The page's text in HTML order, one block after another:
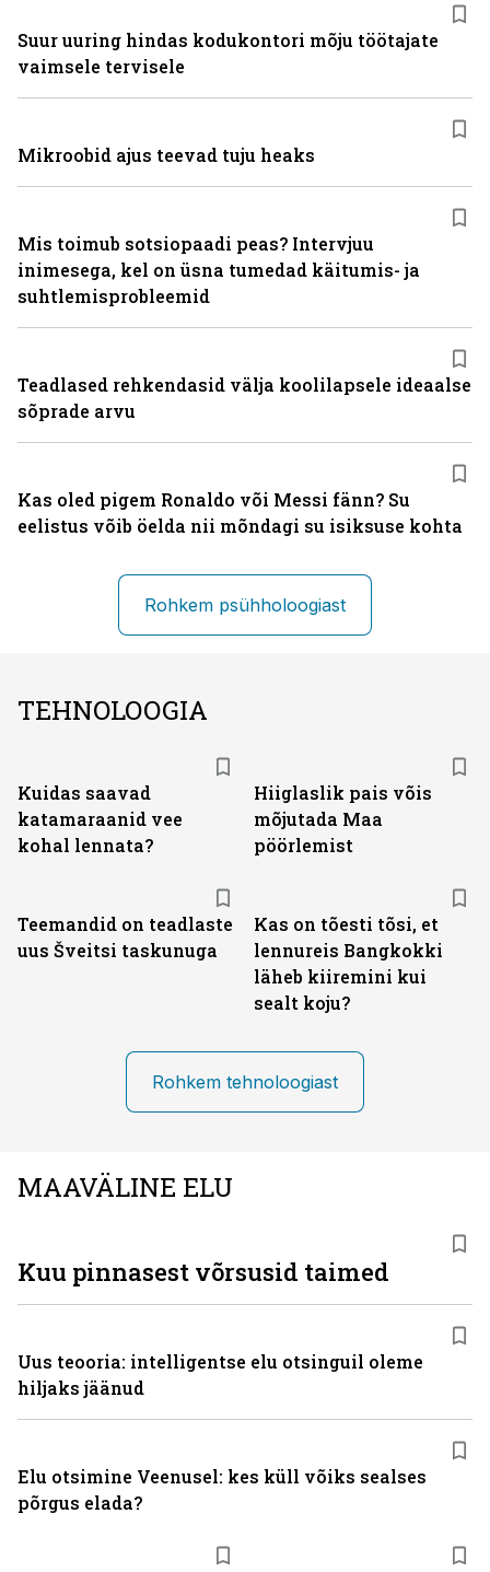
Suur uuring hindas kodukontori mõju töötajate
vaimsele tervisele
Mikroobid ajus teevad tuju heaks
Mis toimub sotsiopaadi peas? Intervjuu
inimesega, kel on üsna tumedad käitumis- ja
suhtlemisprobleemid
Teadlased rehkendasid välja koolilapsele ideaalse
sõprade arvu
Kas oled pigem Ronaldo või Messi fänn? Su
eelistus võib öelda nii mõndagi su isiksuse kohta
Rohkem psühholoogiast
TEHNOLOOGIA
Kuidas saavad
katamaraanid vee
kohal lennata?
Hiiglaslik pais võis
mõjutada Maa
pöörlemist
Teemandid on teadlaste
uus Šveitsi taskunuga
Kas on tõesti tõsi, et
lennureis Bangkokki
läheb kiiremini kui
sealt koju?
Rohkem tehnoloogiast
MAAVÄLINE ELU
Kuu pinnasest võrsusid taimed
Uus teooria: intelligentse elu otsinguil oleme
hiljaks jäänud
Elu otsimine Veenusel: kes küll võiks sealses
põrgus elada?